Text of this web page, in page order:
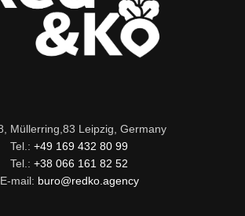
Müllerring,83 Leipzig, Germany
Tel.: +49 169 432 80 99
Tel.: +38 066 161 82 52
E-mail: buro@redko.agency